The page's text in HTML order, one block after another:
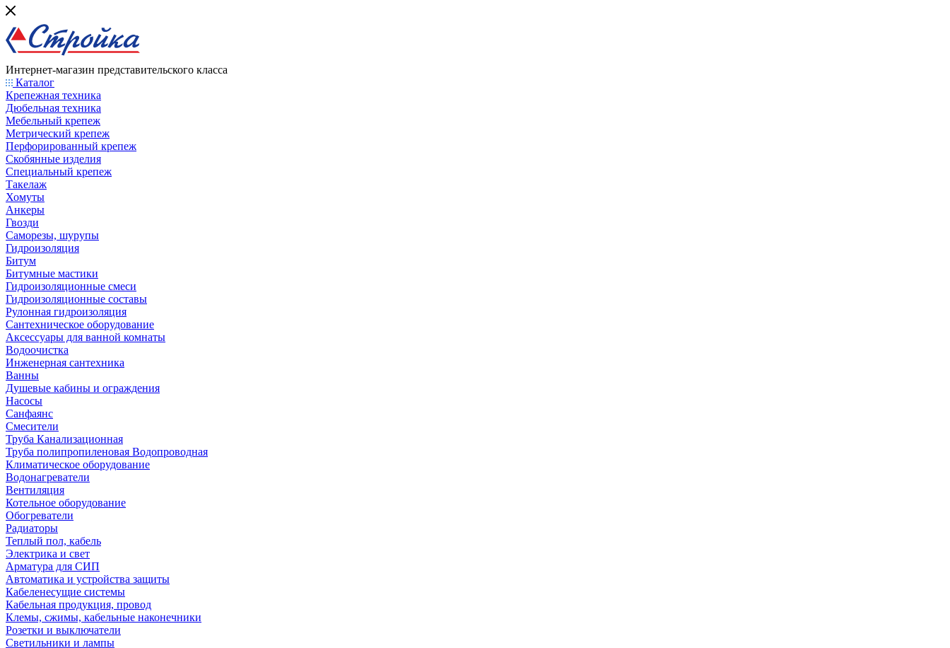
Интернет-магазин представительского класса
Каталог
Крепежная техника
Дюбельная техника
Мебельный крепеж
Метрический крепеж
Перфорированный крепеж
Скобянные изделия
Специальный крепеж
Такелаж
Хомуты
Анкеры
Гвозди
Саморезы, шурупы
Гидроизоляция
Битум
Битумные мастики
Гидроизоляционные смеси
Гидроизоляционные составы
Рулонная гидроизоляция
Сантехническое оборудование
Аксессуары для ванной комнаты
Водоочистка
Инженерная сантехника
Ванны
Душевые кабины и ограждения
Насосы
Санфаянс
Смесители
Труба Канализационная
Труба полипропиленовая Водопроводная
Климатическое оборудование
Водонагреватели
Вентиляция
Котельное оборудование
Обогреватели
Радиаторы
Теплый пол, кабель
Электрика и свет
Арматура для СИП
Автоматика и устройства защиты
Кабеленесущие системы
Кабельная продукция, провод
Клемы, сжимы, кабельные наконечники
Розетки и выключатели
Светильники и лампы